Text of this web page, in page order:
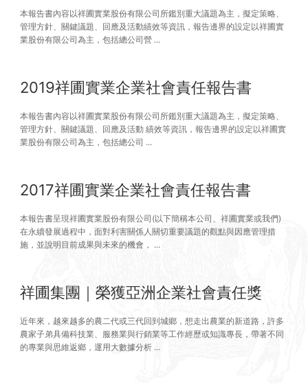
本報告書內容以祥圃實業股份有限公司所鑑別重大議題為主，擬定策略、
管理方針、關鍵議題、回應及活動績效等資訊，報告邊界的設定以祥圃實
業股份有限公司為主，包括總公司營 ...
2019祥圃實業企業社會責任報告書
本報告書內容以祥圃實業股份有限公司所鑑別重大議題為主，擬定策略、
管理方針、關鍵議題、回應及活動 績效等資訊，報告邊界的設定以祥圃實
業股份有限公司為主，包括總公司 ...
2017祥圃實業企業社會責任報告書
本報告書呈現祥圃實業股份有限公司(以下簡稱本公司、祥圃實業或我們)
在永續發展過程中，面對利害關係人關切重要議題的觀點與因應管理措
施，並說明目前成果與未來的機會， ...
祥圃集團｜榮獲亞洲企業社會責任獎
近年來，越來越多的農二代或三代回到城鄉，想走出農業的新道路，許多
農家子弟具備科技業、服務業與行銷業等工作經歷或知識專長，帶著不同
的專業與思維返鄉，運用大數據分析 ...